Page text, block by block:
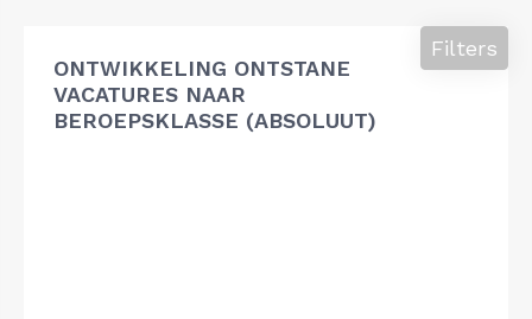
ONTWIKKELING ONTSTANE
VACATURES NAAR
BEROEPSKLASSE (ABSOLUUT)
Filters